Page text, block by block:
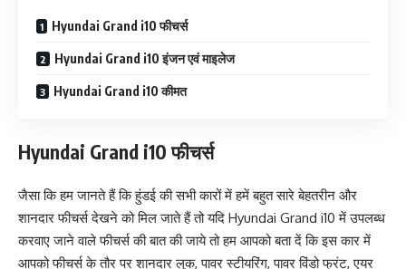
Hyundai Grand i10 फीचर्स
Hyundai Grand i10 इंजन एवं माइलेज
Hyundai Grand i10 कीमत
Hyundai Grand i10 फीचर्स
जैसा कि हम जानते हैं कि हुंडई की सभी कारों में हमें बहुत सारे बेहतरीन और
शानदार फीचर्स देखने को मिल जाते हैं तो यदि Hyundai Grand i10 में उपलब्ध
करवाए जाने वाले फीचर्स की बात की जाये तो हम आपको बता दें कि इस कार में
आपको फीचर्स के तौर पर शानदार लुक, पावर स्टीयरिंग, पावर विंडो फ्रंट, एयर